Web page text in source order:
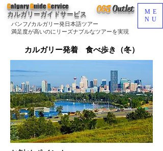
CGSOutlet
バンフ/カルガリー発日本語ツアー
満足度が高いのにリーズナブルなツアーを実現
CalgaryGuideService
カルガリーガイドサービス
ME
NU
カルガリー発着 食べ歩き（冬）